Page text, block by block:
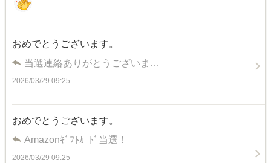
おめでとうございます。
当選連絡ありがとうございま…
2026/03/29 09:25
おめでとうございます。
Amazonｷﾞﾌﾄｶｰﾄﾞ当選！
2026/03/29 09:25